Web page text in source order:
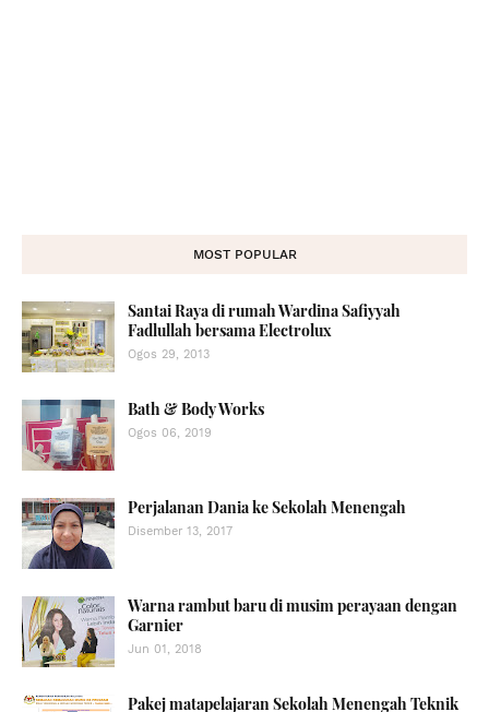
MOST POPULAR
Santai Raya di rumah Wardina Safiyyah
Fadlullah bersama Electrolux
Ogos 29, 2013
Bath & Body Works
Ogos 06, 2019
Perjalanan Dania ke Sekolah Menengah
Disember 13, 2017
Warna rambut baru di musim perayaan dengan
Garnier
Jun 01, 2018
Pakej matapelajaran Sekolah Menengah Teknik